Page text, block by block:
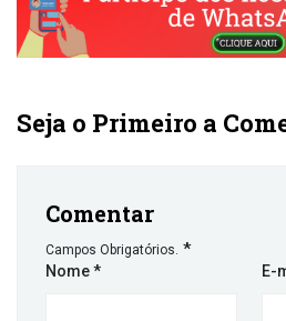
Seja o Primeiro a
Comentar
Campos Obrigatórios. *
Nome* E-